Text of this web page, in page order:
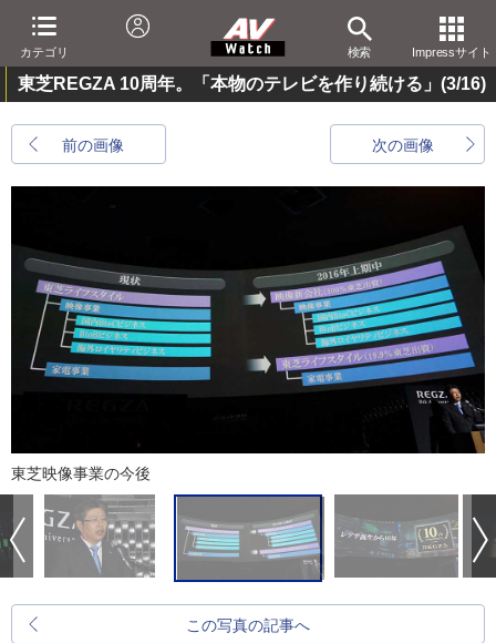
カテゴリ 検索 Impressサイト
東芝REGZA 10周年。「本物のテレビを作り続ける」 (3/16)
前の画像 次の画像
東芝映像事業の今後
この写真の記事へ